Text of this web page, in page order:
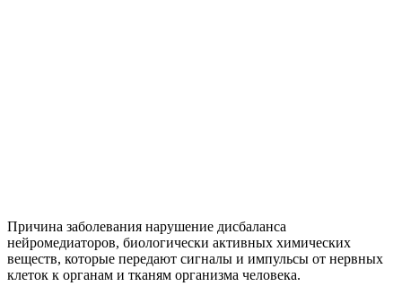
Причина заболевания нарушение дисбаланса
нейромедиаторов, биологически активных химических
веществ, которые передают сигналы и импульсы от нервных
клеток к органам и тканям организма человека.